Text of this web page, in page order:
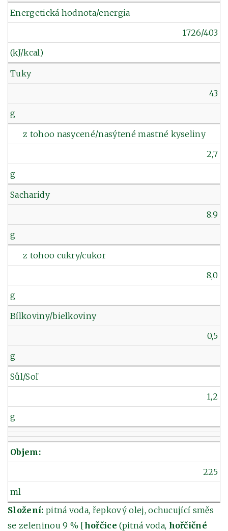
Energetická hodnota/energia
1726/403
(kJ/kcal)
Tuky
43
g
z tohoo nasycené/nasýtené mastné kyseliny
2,7
g
Sacharidy
8.9
g
z tohoo cukry/cukor
8,0
g
Bílkoviny/bielkoviny
0,5
g
Sůl/Soľ
1,2
g
Objem:
225
ml
Složení: pitná voda, řepkový olej, ochucující směs
se zeleninou 9 % [hořčice (pitná voda, hořčičné